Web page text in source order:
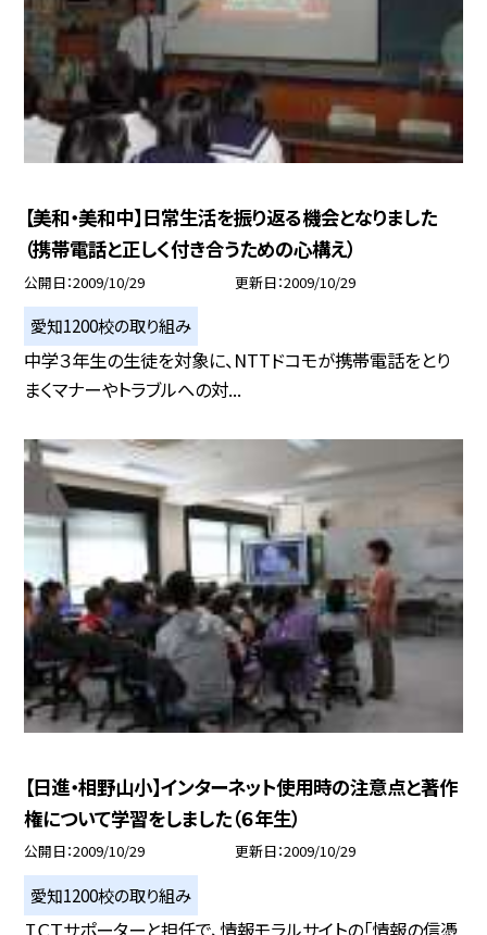
【美和・美和中】日常生活を振り返る機会となりました
（携帯電話と正しく付き合うための心構え）
公開日 2009/10/29 更新日 2009/10/29
愛知1200校の取り組み
中学３年生の生徒を対象に、NTTドコモが携帯電話をとり
まくマナーやトラブルへの対...
【日進・相野山小】インターネット使用時の注意点と著作
権について学習をしました（６年生）
公開日 2009/10/29 更新日 2009/10/29
愛知1200校の取り組み
ＩＣＴサポーターと担任で、情報モラルサイトの「情報の信憑